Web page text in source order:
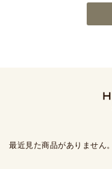
最近見た商品がありません。